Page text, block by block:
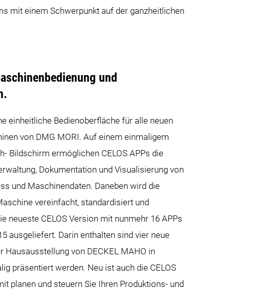
mit einem Schwerpunkt auf der ganzheitlichen
und
einheitliche Bedienoberfläche für alle neuen
von DMG MORI. Auf einem einmaligem
Bildschirm ermöglichen CELOS APPs die
Dokumentation und Visualisierung von
und Maschinendaten. Daneben wird die
vereinfacht, standardisiert und
neueste CELOS Version mit nunmehr 16 APPs
ausgeliefert. Darin enthalten sind vier neue
Hausausstellung von DECKEL MAHO in
präsentiert werden. Neu ist auch die CELOS
planen und steuern Sie Ihren Produktions- und